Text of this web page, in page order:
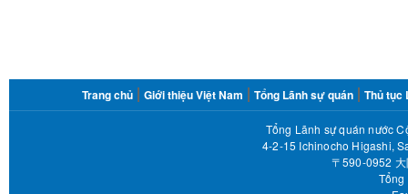
MENU
Trang chủ Giới thiệu Việt Nam Tổng Lãnh sự quán Thủ tục
Tổng Lãnh sự quán nước
4-2-15 Ichinocho Higashi,
〒590-0952